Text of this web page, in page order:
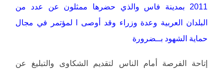
2011 بمدينة فاس والذي حضرها ممثلون عن عدد من
البلدان العربية وعدة وزراء وقد أوصى ا لمؤتمر في مجال
حماية الشهود بــضرورة
إتاحة الفرصة أمام الناس لتقديم الشكاوى والتبليغ عن